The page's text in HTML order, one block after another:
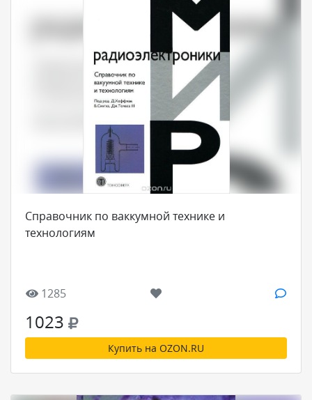
Справочник по ваккумной технике и
технологиям
1285
1023
Купить на OZON.RU